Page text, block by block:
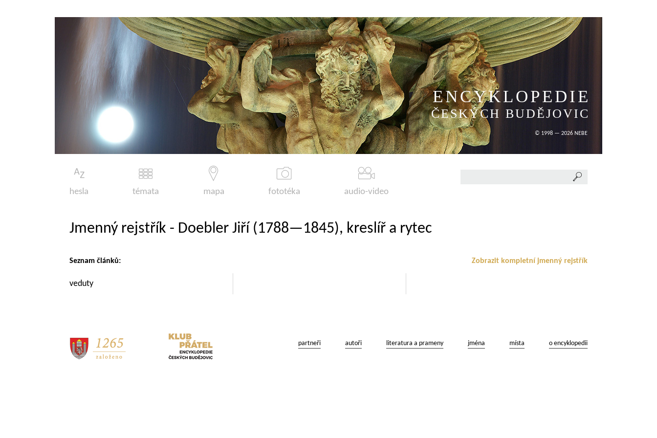
ENCYKLOPEDIE
ČESKÝCH BUDĚJOVIC
© 1998 — 2026 NEBE
hesla témata mapa fototéka audio-video
Jmenný rejstřík - Doebler Jiří (1788—1845), kreslíř a rytec
Zobrazit kompletní jmenný rejstřík
Seznam článků:
veduty
partneři autoři literatura a prameny jména místa o encyklopedii